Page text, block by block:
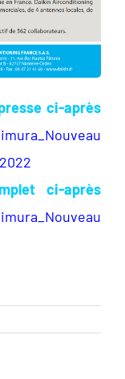
ci-après
ci-après